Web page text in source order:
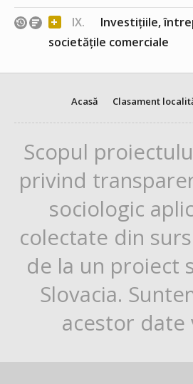
+ IX.
Investițiile,
societățile comerciale
Acasă Clasament
Scopul
privind
sociologic
colectate din
de la un proiect
Slovacia.
acestor